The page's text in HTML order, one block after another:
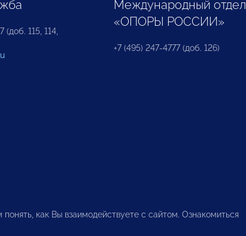
(доб. 115, 114,
Международный отдел
«ОПОРЫ РОССИИ»
+7 (495) 247-4777 (доб. 126)
как Вы взаимодействуете с сайтом. Ознакомиться